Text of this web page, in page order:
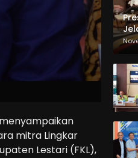
mitra Lingkar
Lestari (FKL),